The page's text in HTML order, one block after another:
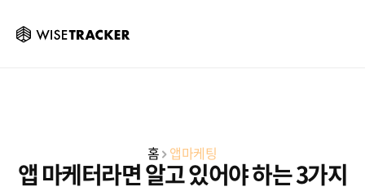
홈 앱마케팅
앱 마케터라면 알고 있어야 하는 3가지